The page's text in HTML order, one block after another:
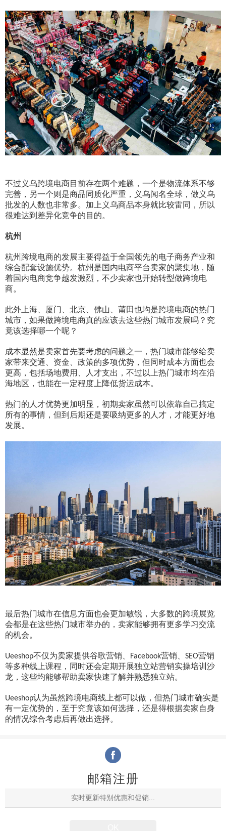
不过义乌跨境电商目前存在两个难题，一个是物流体系不够
完善，另一个则是商品同质化严重，义乌闻名全球，做义乌
批发的人数也非常多。加上义乌商品本身就比较雷同，所以
很难达到差异化竞争的目的。
杭州
杭州跨境电商的发展主要得益于全国领先的电子商务产业和
综合配套设施优势。杭州是国内电商平台卖家的聚集地，随
着国内电商竞争越发激烈，不少卖家也开始转型做跨境电
商。
此外上海、厦门、北京、佛山、莆田也均是跨境电商的热门
城市，如果做跨境电商真的应该去这些热门城市发展吗？究
竟该选择哪一个呢？
成本显然是卖家首先要考虑的问题之一，热门城市能够给卖
家带来交通、资金、政策的多项优势，但同时成本方面也会
更高，包括场地费用、人才支出，不过以上热门城市均在沿
海地区，也能在一定程度上降低货运成本。
热门的人才优势更加明显，初期卖家虽然可以依靠自己搞定
所有的事情，但到后期还是要吸纳更多的人才，才能更好地
发展。
最后热门城市在信息方面也会更加敏锐，大多数的跨境展览
会都是在这些热门城市举办的，卖家能够拥有更多学习交流
的机会。
Ueeshop不仅为卖家提供谷歌营销、 Facebook营销、 SEO营销
等多种线上课程，同时还会定期开展独立站营销实操培训沙
龙，这些均能够帮助卖家快速了解并熟悉独立站。
Ueeshop认为虽然跨境电商线上都可以做，但热门城市确实是
有一定优势的，至于究竟该如何选择，还是得根据卖家自身
的情况综合考虑后再做出选择。
邮箱注册